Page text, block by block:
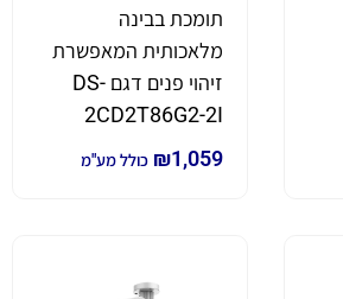
תומכת בבינה
מלאכותית המאפשרת
זיהוי פנים דגם DS-
2CD2T86G2-2I
₪1,059 כולל מע"מ